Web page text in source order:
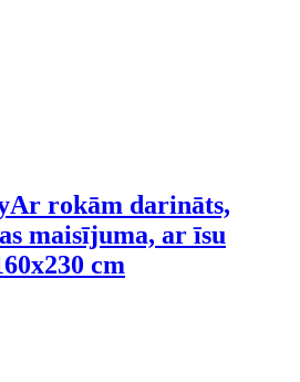
Ar rokām darināts,
maisījuma, ar īsu
cm